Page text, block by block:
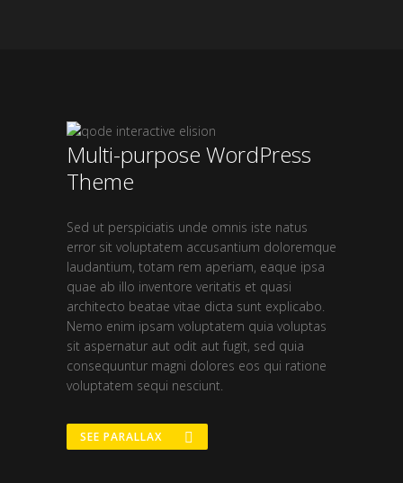
Multi-purpose WordPress
Theme
Sed ut perspiciatis unde omnis iste natus
error sit voluptatem accusantium doloremque
laudantium, totam rem aperiam, eaque ipsa
quae ab illo inventore veritatis et quasi
architecto beatae vitae dicta sunt explicabo.
Nemo enim ipsam voluptatem quia voluptas
sit aspernatur aut odit aut fugit, sed quia
consequuntur magni dolores eos qui ratione
voluptatem sequi nesciunt.
SEE PARALLAX